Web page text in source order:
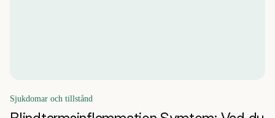
Sjukdomar och tillstånd